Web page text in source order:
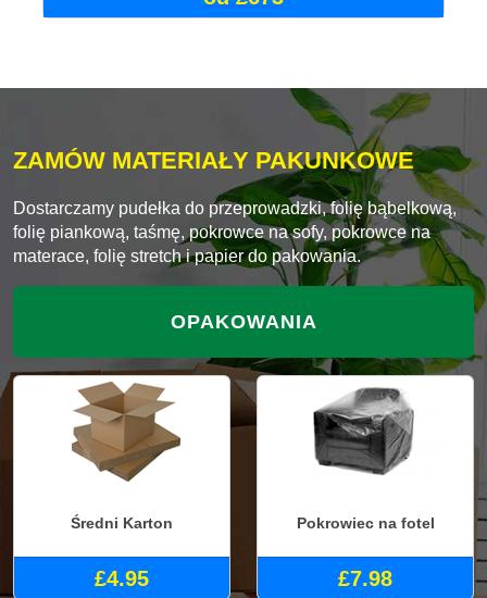
ZAMÓW MATERIAŁY PAKUNKOWE
Dostarczamy pudełka do przeprowadzki, folię bąbelkową,
folię piankową, taśmę, pokrowce na sofy, pokrowce na
materace, folię stretch i papier do pakowania.
OPAKOWANIA
Średni Karton
£4.95
Pokrowiec na fotel
£7.98